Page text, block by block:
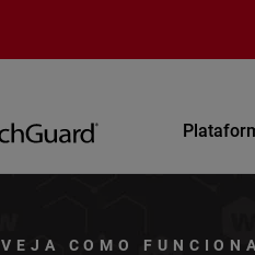
VEJA COMO FUNCIONA